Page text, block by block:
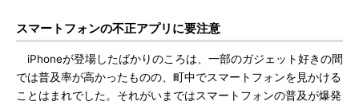
スマートフォンの不正アプリに要注意
iPhoneが登場したばかりのころは、一部のガジェット好きの間
では普及率が高かったものの、町中でスマートフォンを見かける
ことはまれでした。それがいまではスマートフォンの普及が爆発